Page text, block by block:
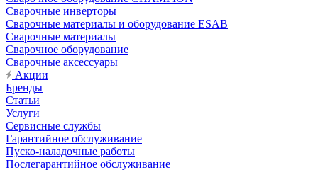
Сварочные инверторы
Сварочные материалы и оборудование ESAB
Сварочные материалы
Сварочное оборудование
Сварочные аксессуары
Акции
Бренды
Статьи
Услуги
Сервисные службы
Гарантийное обслуживание
Пуско-наладочные работы
Послегарантийное обслуживание